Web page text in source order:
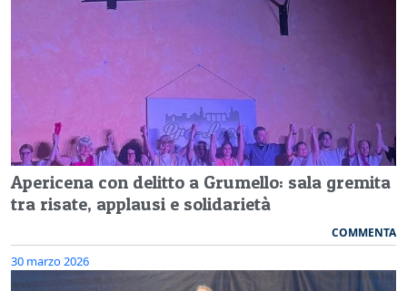
Apericena con delitto a Grumello: sala gremita
tra risate, applausi e solidarietà
COMMENTA
30 marzo 2026